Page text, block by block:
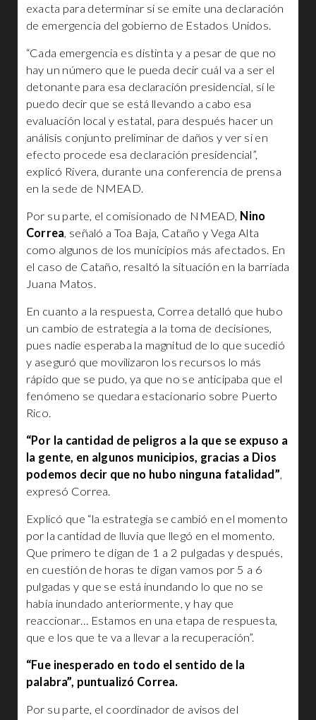
exacta para determinar si se emite una declaración
de emergencia del gobierno de Estados Unidos.
“Cada emergencia es distinta y a pesar de que no
hay un número que le pueda decir cuál va a ser el
detonante para esa declaración presidencial, sí le
puedo decir que se está llevando a cabo esa
evaluación local y estatal, para después hacer un
análisis conjunto preliminar de daños y ver si en
efecto procede esa declaración presidencial”,
explicó Rivera, durante una conferencia de prensa
en la sede de NMEAD.
Por su parte, el comisionado de NMEAD, Nino
Correa, señaló a Toa Baja, Cataño y Vega Alta
como algunos de los municipios más afectados. En
el caso de Cataño, resaltó la situación en la barriada
Juana Matos.
En cuanto a la respuesta, Correa detalló que hubo
un cambio de estrategia a la toma de decisiones,
pues nadie esperaba la magnitud de lo que sucedió
y aseguró que movilizaron los recursos lo más
rápido que se pudo, ya que no se anticipaba que el
fenómeno se quedara estacionario sobre Puerto
Rico.
“Por la cantidad de peligros a la que se expuso a
la gente, en algunos municipios, gracias a Dios
podemos decir que no hubo ninguna fatalidad”,
expresó Correa.
Explicó que “la estrategia se cambió en el momento
por la cantidad de lluvia que llegó en el momento.
Que primero te digan de 1 a 2 pulgadas y después,
en cuestión de horas te digan vamos por 5 a 6
pulgadas y que se está inundando lo que no se
había inundado anteriormente, y hay que
reaccionar… Estamos en una etapa de respuesta,
que e los que te va a llevar a la recuperación”.
“Fue inesperado en todo el sentido de la
palabra”, puntualizó Correa.
Por su parte, el coordinador de avisos del